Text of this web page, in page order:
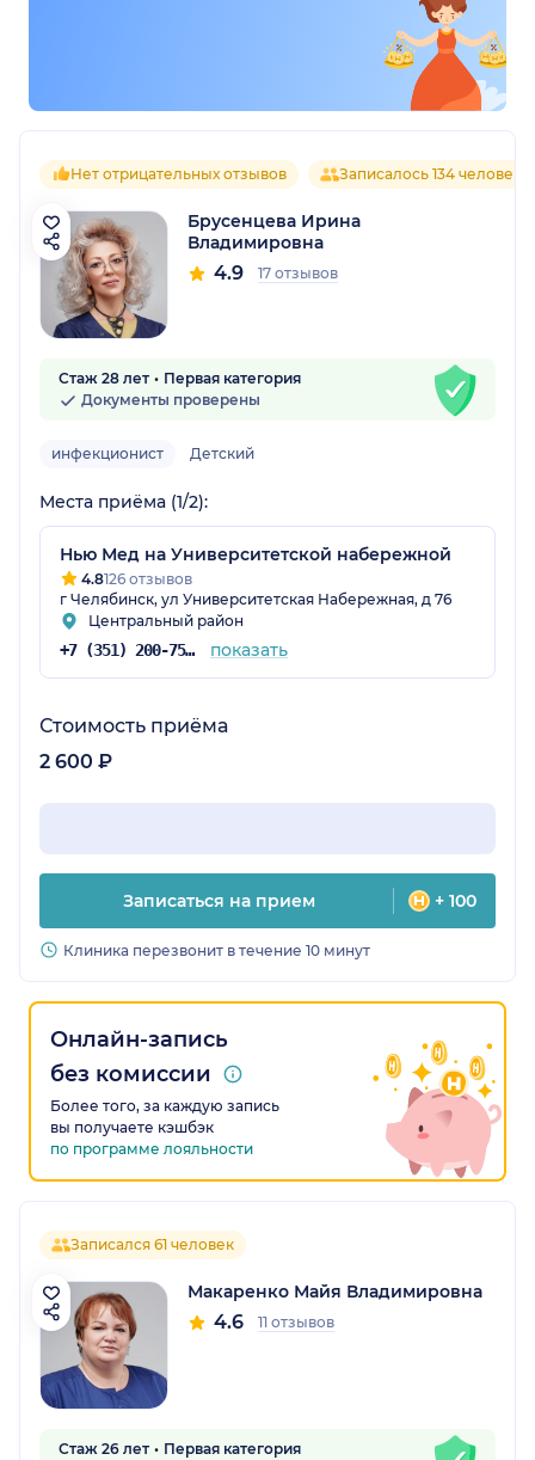
Нет отрицательных отзывов Записалось 134 человека
Брусенцева Ирина
Владимировна
4.9 17 отзывов
Стаж 28 лет
Первая категория
Документы проверены
инфекционист Детский
Места приёма (1/2):
Нью Мед на Университетской набережной
4.8126 отзывов
г Челябинск, ул Университетская Набережная, д 76
Центральный район
+7 (351) 200-75-98 показать
Стоимость приёма
2 600 ₽
Записаться на прием + 100
Клиника перезвонит в течение 10 минут
Онлайн-запись
без комиссии
Более того, за каждую запись
вы получаете кэшбэк
по программе лояльности
Записался 61 человек
Макаренко Майя Владимировна
4.6 11 отзывов
Стаж 26 лет
Первая категория